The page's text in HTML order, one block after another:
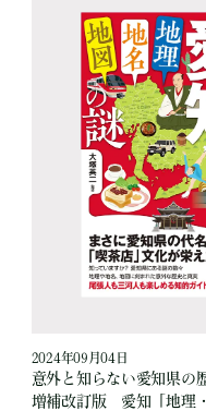
2024年09月04日
意外と知らない愛知県の
増補改訂版 愛知「地理